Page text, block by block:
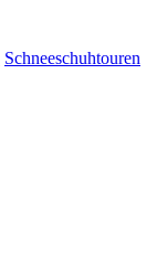
Schneeschuhtouren